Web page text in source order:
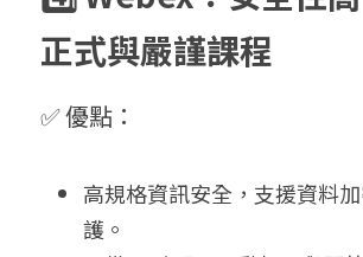
正式與嚴謹課程
✅ 優點：
高規格資訊安全，支援資料
護。